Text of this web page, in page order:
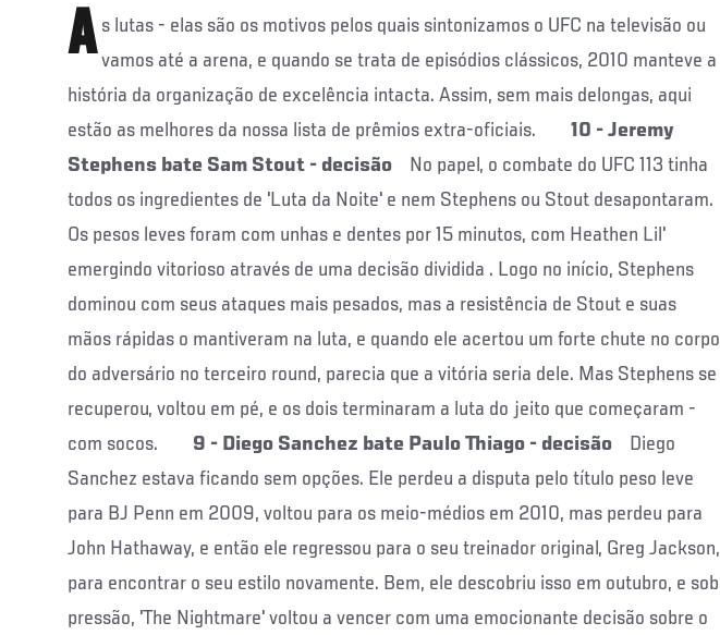
A s lutas - elas são os motivos pelos quais sintonizamos o UFC na televisão ou
vamos até a arena, e quando se trata de episódios clássicos, 2010 manteve a
história da organização de excelência intacta. Assim, sem mais delongas, aqui
estão as melhores da nossa lista de prêmios extra-oficiais. 10 - Jeremy
Stephens bate Sam Stout - decisão
No papel, o combate do UFC 113 tinha
todos os ingredientes de 'Luta da Noite' e nem Stephens ou Stout desapontaram.
Os pesos leves foram com unhas e dentes por 15 minutos, com Heathen Lil'
emergindo vitorioso através de uma decisão dividida . Logo no início, Stephens
dominou com seus ataques mais pesados, mas a resistência de Stout e suas
mãos rápidas o mantiveram na luta, e quando ele acertou um forte chute no corpo
do adversário no terceiro round, parecia que a vitória seria dele. Mas Stephens se
recuperou, voltou em pé, e os dois terminaram a luta do jeito que começaram -
com socos. 9 - Diego Sanchez bate Paulo Thiago - decisão
Diego
Sanchez estava ficando sem opções. Ele perdeu a disputa pelo título peso leve
para BJ Penn em 2009, voltou para os meio-médios em 2010, mas perdeu para
John Hathaway, e então ele regressou para o seu treinador original, Greg Jackson,
para encontrar o seu estilo novamente. Bem, ele descobriu isso em outubro, e sob
pressão, 'The Nightmare' voltou a vencer com uma emocionante decisão sobre o